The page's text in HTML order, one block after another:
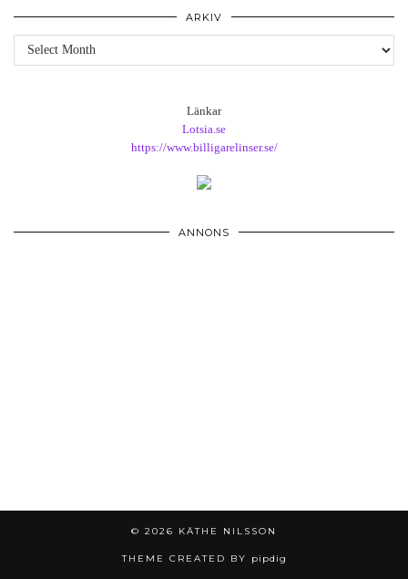
ARKIV
Arkiv
Länkar
Lotsia.se
https://www.billigarelinser.se/
ANNONS
© 2026 KÄTHE NILSSON
THEME CREATED BY pipdig